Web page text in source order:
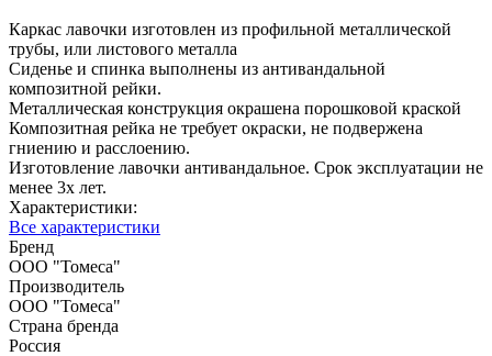
Каркас лавочки изготовлен из профильной металлической
трубы, или листового металла
Сиденье и спинка выполнены из антивандальной
композитной рейки.
Металлическая конструкция окрашена порошковой краской
Композитная рейка не требует окраски, не подвержена
гниению и расслоению.
Изготовление лавочки антивандальное. Срок эксплуатации не
менее 3х лет.
Характеристики:
Все характеристики
Бренд
ООО "Томеса"
Производитель
ООО "Томеса"
Страна бренда
Россия